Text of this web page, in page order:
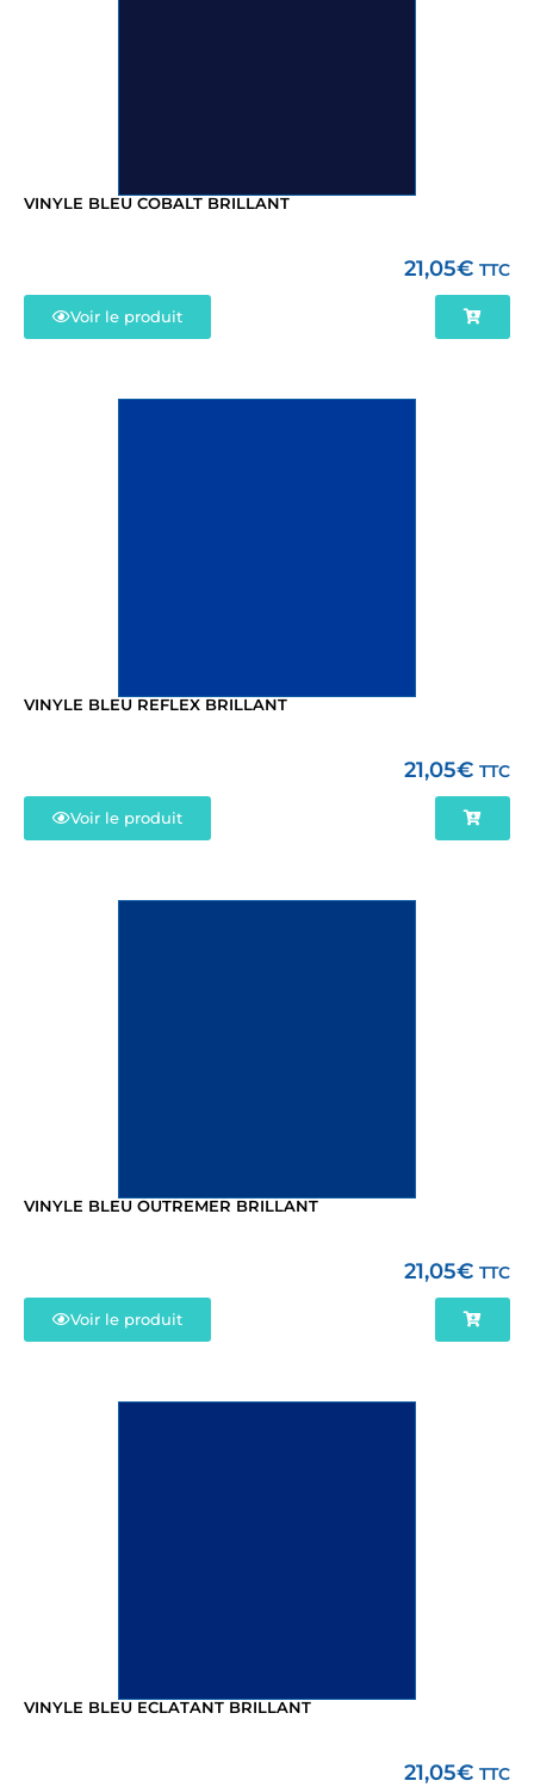
VINYLE BLEU COBALT BRILLANT
21,05€ TTC
Voir le produit
VINYLE BLEU REFLEX BRILLANT
21,05€ TTC
Voir le produit
VINYLE BLEU OUTREMER BRILLANT
21,05€ TTC
Voir le produit
VINYLE BLEU ECLATANT BRILLANT
21,05€ TTC